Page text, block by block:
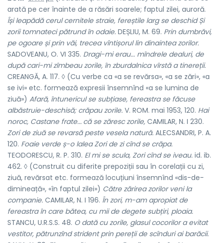
arată pe cer înainte de a răsări soarele; faptul zilei, auroră.
Își leapădă cerul cernitele straie, fereștile larg se deschid Și
zorii tomnateci pătrund în odaie. DEȘLIU, M. 69. Prin dumbrăvi,
pe ogoare și prin văi, trecea vîntișorul lin dinaintea zorilor.
SADOVEANU, O. VI 335. Dragi-mi erau... mîndrele dealuri, de
după cari-mi zîmbeau zorile, în zburdalnica vîrstă a tinereții.
CREANGĂ, A. 117. ◊ (Cu verbe ca «a se revărsa», «a se zări», «a
se ivi» etc. formează expresii însemnînd «a se lumina de
ziuă») Afară, întunericul se subțiase, fereastra se făcuse
albăstruie-deschisă; crăpau zorile. V. ROM. mai 1953, 120. Hai
noroc, Castane frate... că se zăresc zorile, CAMILAR, N. I 230.
Zori de ziuă se revarsă peste vesela natură. ALECSANDRI, P. A.
120. Foaie verde ș-o lalea Zori de zi cînd se crăpa.
TEODORESCU, R. P. 310. El mi se scula, Zori cînd se iveau. id. ib.
462. ◊ (Construit cu diferite prepoziții sau în corelații cu zi,
ziuă, revărsat etc. formează locuțiuni însemnînd «dis-de-
dimineață», «în faptul zilei») Către zărirea zorilor veni la
companie. CAMILAR, N. I 196. În zori, m-am apropiat de
fereastra în care bătea, cu mii de degete subțiri, ploaia.
STANCU, U.R.S.S. 48. O dată cu zorile, glasul cocorilor a evitat
vestitor, pătrunzînd strident prin pereții de scînduri ai barăcii.